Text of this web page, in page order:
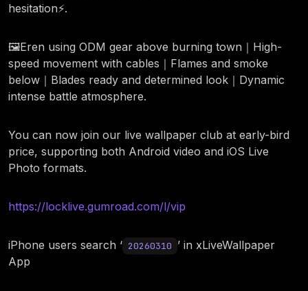
hesitation⚡.
🖼️Eren using ODM gear above burning town｜High-
speed movement with cables｜Flames and smoke
below｜Blades ready and determined look｜Dynamic
intense battle atmosphere.
You can now join our live wallpaper club at early-bird
price, supporting both Android video and iOS Live
Photo formats.
https://locklive.gumroad.com/l/vip
iPhone users search ‘ 20260310 ’ in xLiveWallpaper
App